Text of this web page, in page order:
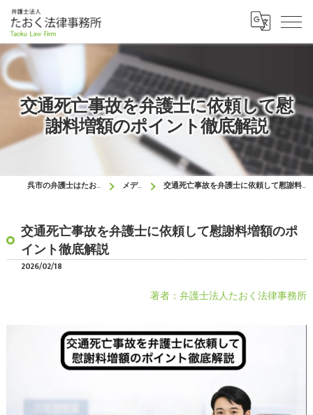
交通死亡事故を弁護士に依頼して慰
謝料増額のポイント徹底解説
呉市の弁護士はたおく法律事務所 メディア 交通死亡事故を弁護士に依頼して慰謝料増額のポイント徹底解説
交通死亡事故を弁護士に依頼して慰謝料増額のポ
イント徹底解説
2026/02/18
著者：弁護士法人たおく法律事務所